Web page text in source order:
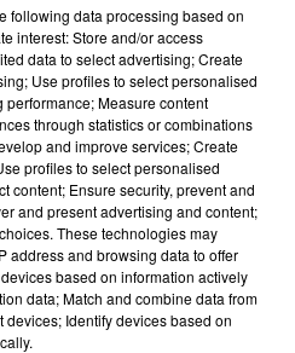
sec)
sec
GARONNE DU
dans le Tarn-et-
avec les
following data processing based on
interest: Store and/or access
data to select advertising; Create
Use profiles to select personalised
Measure content
through statistics or combinations
and improve services; Create
profiles to select personalised
content; Ensure security, prevent and
and present advertising and content;
These technologies may
address and browsing data to offer
based on information actively
data; Match and combine data from
Identify devices based on